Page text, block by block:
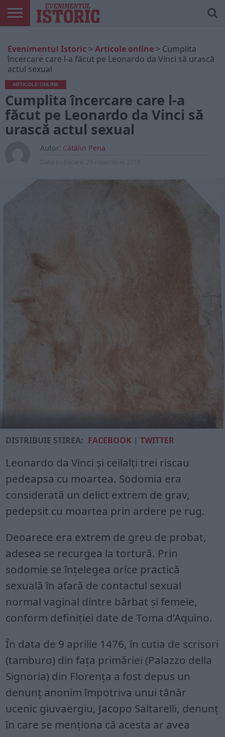
ONLINE
EDIȚII
TIPĂRITE
ISTORIC
PLAY
CONTUL
MEU
Evenimentul Istoric > Articole online > Cumplita
încercare care l-a făcut pe Leonardo da Vinci să urască
actul sexual
ARTICOLE ONLINE
Cumplita încercare care l-a
făcut pe Leonardo da Vinci să
urască actul sexual
Autor: Cătălin Pena
DISTRIBUIE ȘTIREA: FACEBOOK |TWITTER
Leonardo da Vinci și ceilalți trei riscau
pedeapsa cu moartea. Sodomia era
considerată un delict extrem de grav,
pedepsit cu moartea prin ardere pe rug.
Deoarece era extrem de greu de probat,
adesea se recurgea la tortură. Prin
sodomie se înțelegea orice practică
sexuală în afară de contactul sexual
normal vaginal dintre bărbat și femeie,
conform definiției date de Toma d’Aquino.
În data de 9 aprilie 1476, în cutia de scrisori
(tamburo) din fața primăriei (Palazzo della
Signoria) din Florența a fost depus un
denunț anonim împotriva unui tânăr
ucenic giuvaergiu, Jacopo Saltarelli, denunț
în care se menționa că acesta ar avea